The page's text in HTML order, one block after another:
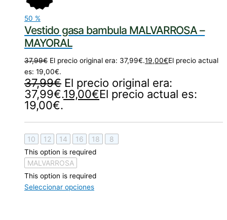
50 %
Vestido gasa bambula MALVARROSA –
MAYORAL
37,99€ El precio original era: 37,99€.19,00€El precio actual
es: 19,00€.
37,99€ El precio original era:
37,99€.19,00€El precio actual es:
19,00€.
10 12 14 16 18 8
This option is required
MALVARROSA
This option is required
Seleccionar opciones